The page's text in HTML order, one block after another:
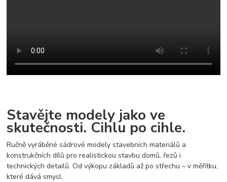
Stavějte modely jako ve
skutečnosti. Cihlu po cihle.
Ručně vyráběné sádrové modely stavebních materiálů a
konstrukčních dílů pro realistickou stavbu domů, řezů i
technických detailů. Od výkopu základů až po střechu – v měřítku,
které dává smysl.